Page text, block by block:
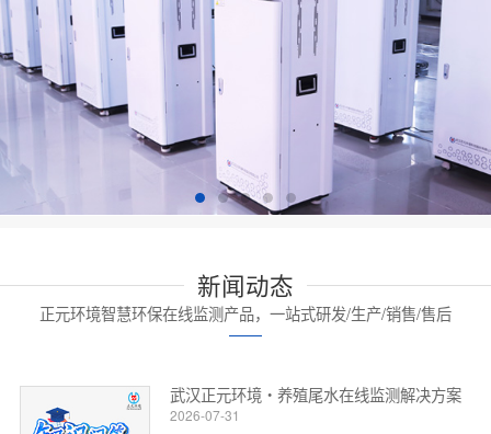
新闻动态
正元环境智慧环保在线监测产品，一站式研发/生产/销售/售后
武汉正元环境・养殖尾水在线监测解决方案
2026-07-31